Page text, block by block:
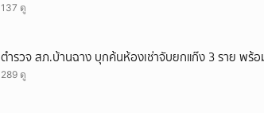
137 ดู
ตำรวจ สภ.บ้านฉาง บุกค้นห้องเช่าจับยกแก๊ง 3 ราย พร้
289 ดู